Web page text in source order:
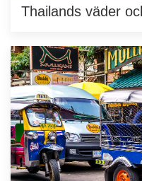
Thailands väder